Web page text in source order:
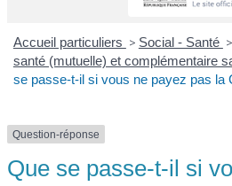
Accueil particuliers > Social - Santé >
santé (mutuelle) et complémentaire
se passe-t-il si vous ne payez pas la
Question-réponse
Que se passe-t-il si